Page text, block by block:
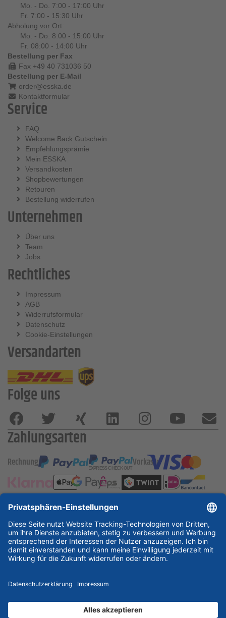
Mo. - Do. 7:00 - 17:00 Uhr
Fr. 7:00 - 15:30 Uhr
Abholung vor Ort:
Mo. - Do. 8:00 - 15:00 Uhr
Fr. 08:00 - 14:00 Uhr
Bestellung per Fax
Fax +49 40 731036 50
Bestellung per E-Mail
order@esska.de
Kontaktformular
Service
FAQ
Welcome Back Gutschein
Empfehlungsprämie
Mein ESSKA
Versandkosten
Shopbewertungen
Retouren
Bestellung widerrufen
Unternehmen
Über uns
Team
Jobs
Rechtliches
Impressum
AGB
Widerrufsformular
Datenschutz
Cookie-Einstellungen
Versandarten
Folge uns
Zahlungsarten
Rechnung Vorkasse
ESSKA International
new
new new
Partner & Zertifikate